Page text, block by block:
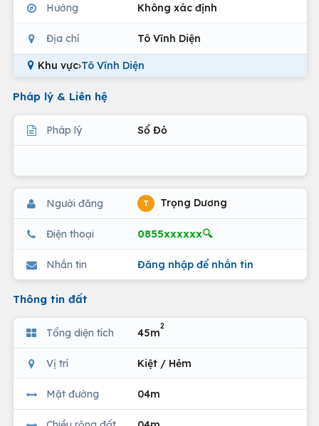
Hướng Không xác định
Địa chỉ Tô Vĩnh Diện
Khu vực›Tô Vĩnh Diện
Pháp lý & Liên hệ
Pháp lý Sổ Đỏ
Người đăng T Trọng Dương
Điện thoại 0855xxxxxx🔍
Nhắn tin Đăng nhập để nhắn tin
Thông tin đất
Tổng diện tích 45m
2
Vị trí Kiệt / Hẻm
Mặt đường 04m